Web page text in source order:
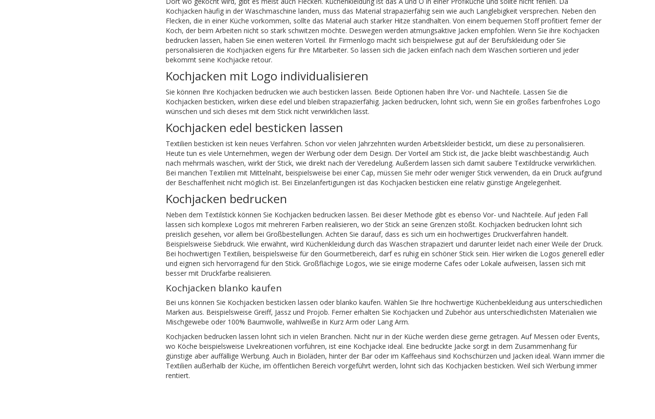
Kochjacken häufig in der Waschmaschine landen, muss das Material strapazierfähig sein wie auch Langlebigkeit versprechen. Neben den
Flecken, die in einer Küche vorkommen, sollte das Material auch starker Hitze standhalten. Von einem bequemen Stoff profitiert ferner der
Koch, der beim Arbeiten nicht so stark schwitzen möchte. Deswegen werden atmungsaktive Jacken empfohlen. Wenn Sie ihre Kochjacken
bedrucken lassen, haben Sie einen weiteren Vorteil. Ihr Firmenlogo macht sich beispielwese gut auf der Berufskleidung oder Sie
personalisieren die Kochjacken eigens für Ihre Mitarbeiter. So lassen sich die Jacken einfach nach dem Waschen sortieren und jeder
bekommt seine Kochjacke retour.
Kochjacken mit Logo individualisieren
Sie können Ihre Kochjacken bedrucken wie auch besticken lassen. Beide Optionen haben Ihre Vor- und Nachteile. Lassen Sie die
Kochjacken besticken, wirken diese edel und bleiben strapazierfähig. Jacken bedrucken, lohnt sich, wenn Sie ein großes farbenfrohes Logo
wünschen und sich dieses mit dem Stick nicht verwirklichen lässt.
Kochjacken edel besticken lassen
Textilien besticken ist kein neues Verfahren. Schon vor vielen Jahrzehnten wurden Arbeitskleider bestickt, um diese zu personalisieren.
Heute tun es viele Unternehmen, wegen der Werbung oder dem Design. Der Vorteil am Stick ist, die Jacke bleibt waschbeständig. Auch
nach mehrmals waschen, wirkt der Stick, wie direkt nach der Veredelung. Außerdem lassen sich damit saubere Textildrucke verwirklichen.
Bei manchen Textilien mit Mittelnaht, beispielsweise bei einer Cap, müssen Sie mehr oder weniger Stick verwenden, da ein Druck aufgrund
der Beschaffenheit nicht möglich ist. Bei Einzelanfertigungen ist das Kochjacken besticken eine relativ günstige Angelegenheit.
Kochjacken bedrucken
Neben dem Textilstick können Sie Kochjacken bedrucken lassen. Bei dieser Methode gibt es ebenso Vor- und Nachteile. Auf jeden Fall
lassen sich komplexe Logos mit mehreren Farben realisieren, wo der Stick an seine Grenzen stößt. Kochjacken bedrucken lohnt sich
preislich gesehen, vor allem bei Großbestellungen. Achten Sie darauf, dass es sich um ein hochwertiges Druckverfahren handelt.
Beispielsweise Siebdruck. Wie erwähnt, wird Küchenkleidung durch das Waschen strapaziert und darunter leidet nach einer Weile der Druck.
Bei hochwertigen Textilien, beispielsweise für den Gourmetbereich, darf es ruhig ein schöner Stick sein. Hier wirken die Logos generell edler
und eignen sich hervorragend für den Stick. Großflächige Logos, wie sie einige moderne Cafes oder Lokale aufweisen, lassen sich mit
besser mit Druckfarbe realisieren.
Kochjacken blanko kaufen
Bei uns können Sie Kochjacken besticken lassen oder blanko kaufen. Wählen Sie Ihre hochwertige Küchenbekleidung aus unterschiedlichen
Marken aus. Beispielsweise Greiff, Jassz und Projob. Ferner erhalten Sie Kochjacken und Zubehör aus unterschiedlichsten Materialien wie
Mischgewebe oder 100% Baumwolle, wahlweiße in Kurz Arm oder Lang Arm.
Kochjacken bedrucken lassen lohnt sich in vielen Branchen. Nicht nur in der Küche werden diese gerne getragen. Auf Messen oder Events,
wo Köche beispielsweise Livekreationen vorführen, ist eine Kochjacke ideal. Eine bedruckte Jacke sorgt in dem Zusammenhang für
günstige aber auffällige Werbung. Auch in Bioläden, hinter der Bar oder im Kaffeehaus sind Kochschürzen und Jacken ideal. Wann immer die
Textilien außerhalb der Küche, im öffentlichen Bereich vorgeführt werden, lohnt sich das Kochjacken besticken. Weil sich Werbung immer
rentiert.